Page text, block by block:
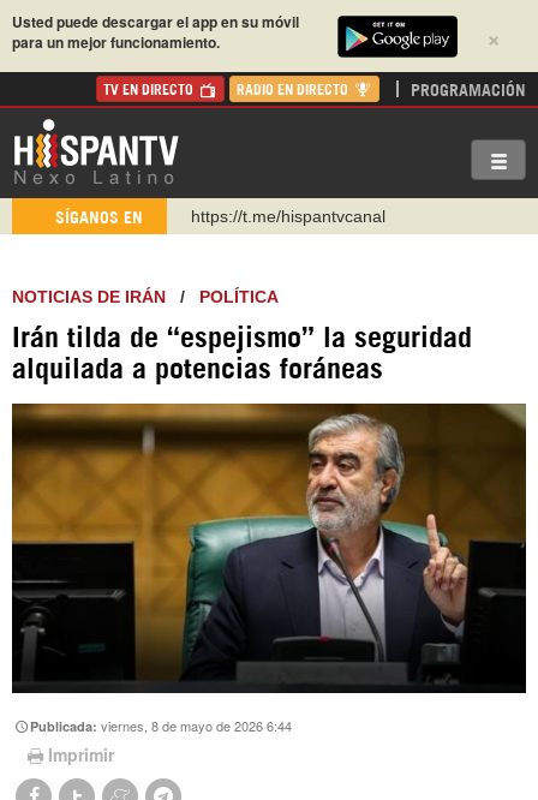
×
Usted puede descargar el app en su móvil
para un mejor funcionamiento.
TV EN DIRECTO RADIO EN DIRECTO PROGRAMACIÓN
SÍGANOS EN
https://t.me/hispantvcanal
WhatsApp y Viber: +98 921 79 29 404
Instagram como: hispan_tv
https://www.facebook.com/Nexolatino.Canal
http://twitter.com/nexo_latino
NOTICIAS DE IRÁN / POLÍTICA
Irán tilda de “espejismo” la seguridad
alquilada a potencias foráneas
Publicada:viernes, 8 de mayo de 2026 6:44
Imprimir